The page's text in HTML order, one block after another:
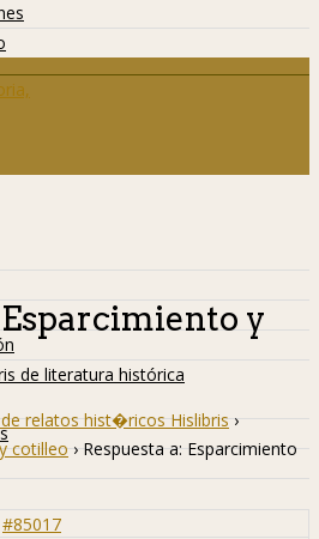
de literatura histórica
y
relatos hist�ricos Hislibris ›
cotilleo › Respuesta a: Esparcimiento
#85017